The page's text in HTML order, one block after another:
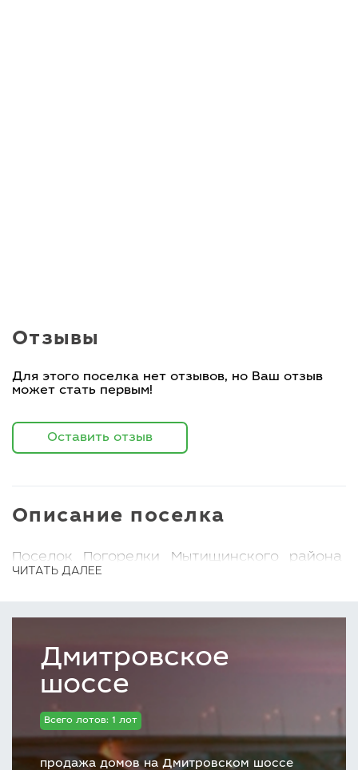
Отзывы
Для этого поселка нет отзывов, но Ваш отзыв
может стать первым!
Оставить отзыв
Описание поселка
Поселок Погорелки Мытищинского района
расположен в экологически чистом месте.
сосновый лес и живописные Клязьминское и
Агентство загородной недвижимости
LetoEstate поможет подобрать дом,
подходящий по всем параметрам. Также
возьмет на себя все организационные
вопросы, проверит юридическую чистоту
ЧИТАТЬ ДАЛЕЕ
Дмитровское
шоссе
Всего лотов: 1 лот
продажа домов на Дмитровском шоссе